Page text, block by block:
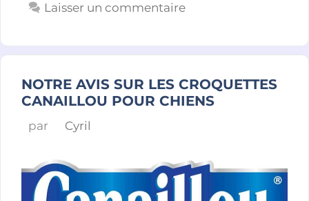
Laisser un commentaire
NOTRE AVIS SUR LES CROQUETTES
CANAILLOU POUR CHIENS
par Cyril